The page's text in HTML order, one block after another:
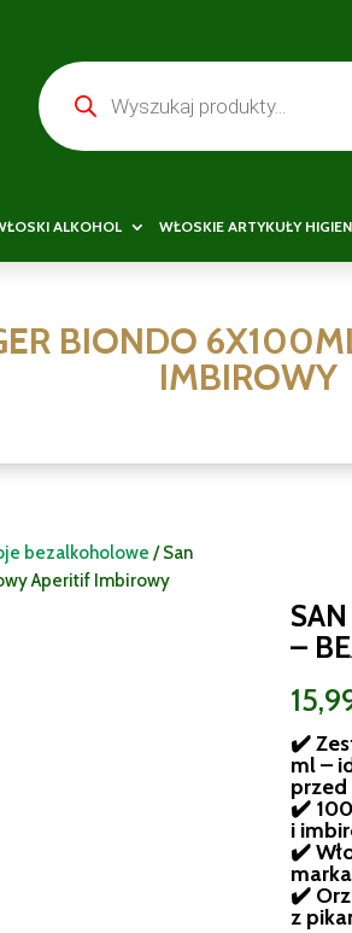
Wyszukiwarka
produktów
ALKOHOL WŁOSKIE ARTYKUŁY
BIONDO
IMBIROWY
bezalkoholowe / San
Aperitif Imbirowy
–
✔️
ml –
przed
✔️
i
✔️
✔️
z